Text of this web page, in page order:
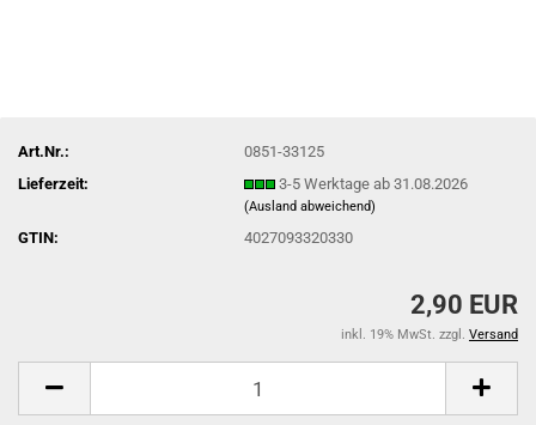
Art.Nr.:
0851-33125
Lieferzeit:
3-5 Werktage ab 31.08.2026
(Ausland abweichend)
GTIN: 4027093320330
2,90 EUR
inkl. 19% MwSt. zzgl. Versand